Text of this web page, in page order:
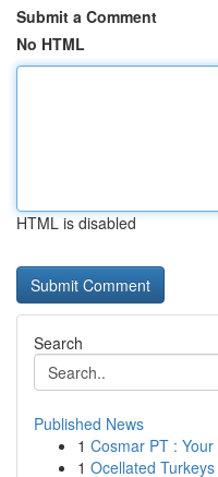
Submit a Comment
No HTML
HTML is disabled
Search
Published News
1 Cosmar PT :
1 Ocellated